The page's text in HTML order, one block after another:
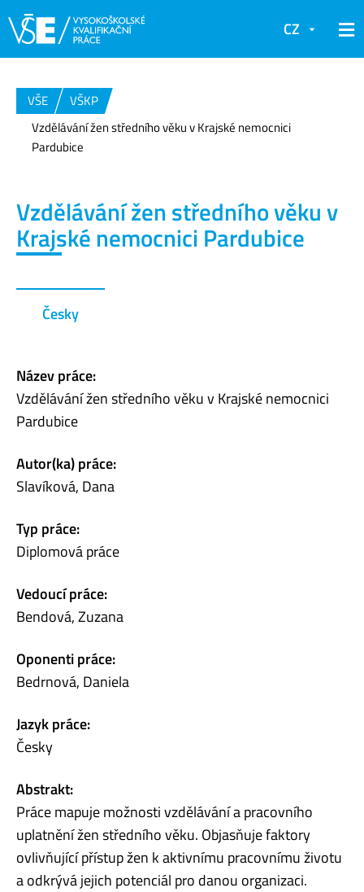
CZ
VŠE
VŠKP
Vzdělávání žen středního věku v Krajské nemocnici
Pardubice
Vzdělávání žen středního věku v
Krajské nemocnici Pardubice
Česky
Název práce:
Vzdělávání žen středního věku v Krajské nemocnici
Pardubice
Autor(ka) práce:
Slavíková, Dana
Typ práce:
Diplomová práce
Vedoucí práce:
Bendová, Zuzana
Oponenti práce:
Bedrnová, Daniela
Jazyk práce:
Česky
Abstrakt:
Práce mapuje možnosti vzdělávání a pracovního
uplatnění žen středního věku. Objasňuje faktory
ovlivňující přístup žen k aktivnímu pracovnímu životu
a odkrývá jejich potenciál pro danou organizaci.